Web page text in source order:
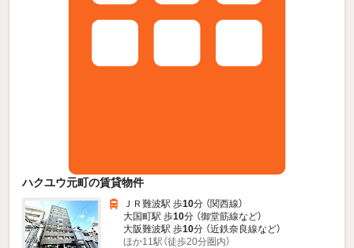
ハクユウ元町の賃貸物件
ＪＲ難波駅 歩10分 （関西線）
大国町駅 歩10分 （御堂筋線など）
大阪難波駅 歩10分 （近鉄奈良線など）
ほか11駅（徒歩20分圏内）